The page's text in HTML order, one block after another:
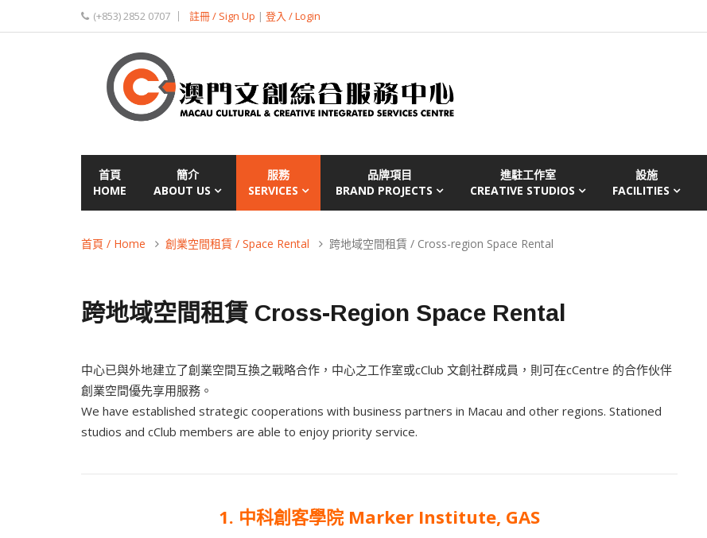
(+853) 2852 0707 註冊 / Sign Up | 登入 / Login
首頁
HOME
簡介
ABOUT US
服務
SERVICES
品牌項目
BRAND PROJECTS
進駐工作室
CREATIVE STUDIOS
設施
FACILITIES
首頁 / Home 創業空間租賃 / Space Rental 跨地域空間租賃 / Cross-region Space Rental
跨地域空間租賃 Cross-Region Space Rental
中心已與外地建立了創業空間互換之戰略合作，中心之工作室或cClub 文創社群成員，則可在cCentre 的合作伙伴
創業空間優先享用服務。
We have established strategic cooperations with business partners in Macau and other regions. Stationed
studios and cClub members are able to enjoy priority service.
1. 中科創客學院 Marker Institute, GAS